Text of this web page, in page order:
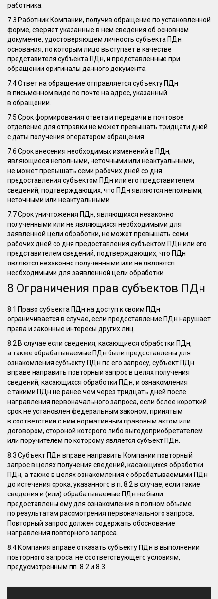
работника.
7.3 Работник Компании, получив обращение по установленной
форме, сверяет указанные в нем сведения об основном
документе, удостоверяющем личность субъекта ПДн,
основания, по которым лицо выступает в качестве
представителя субъекта ПДн, и представленные при
обращении оригиналы данного документа.
7.4 Ответ на обращение отправляется субъекту ПДн
в письменном виде по почте на адрес, указанный
в обращении.
7.5 Срок формирования ответа и передачи в почтовое
отделение для отправки не может превышать тридцати дней
с даты получения оператором обращения.
7.6 Срок внесения необходимых изменений в ПДн,
являющиеся неполными, неточными или неактуальными,
не может превышать семи рабочих дней со дня
предоставления субъектом ПДн или его представителем
сведений, подтверждающих, что ПДн являются неполными,
неточными или неактуальными.
7.7 Срок уничтожения ПДн, являющихся незаконно
полученными или не являющихся необходимыми для
заявленной цели обработки, не может превышать семи
рабочих дней со дня предоставления субъектом ПДн или его
представителем сведений, подтверждающих, что ПДн
являются незаконно полученными или не являются
необходимыми для заявленной цели обработки.
8 Ограничения прав субъектов ПДн
8.1 Право субъекта ПДн на доступ к своим ПДн
ограничивается в случае, если предоставление ПДн нарушает
права и законные интересы других лиц.
8.2 В случае если сведения, касающиеся обработки ПДн,
а также обрабатываемые ПДн были предоставлены для
ознакомления субъекту ПДн по его запросу, субъект ПДн
вправе направить повторный запрос в целях получения
сведений, касающихся обработки ПДн, и ознакомления
с такими ПДн не ранее чем через тридцать дней после
направления первоначального запроса, если более короткий
срок не установлен федеральным законом, принятым
в соответствии с ним нормативным правовым актом или
договором, стороной которого либо выгодоприобретателем
или поручителем по которому является субъект ПДн.
8.3 Субъект ПДн вправе направить Компании повторный
запрос в целях получения сведений, касающихся обработки
ПДн, а также в целях ознакомления с обрабатываемыми ПДн
до истечения срока, указанного в п. 8.2 в случае, если такие
сведения и (или) обрабатываемые ПДн не были
предоставлены ему для ознакомления в полном объеме
по результатам рассмотрения первоначального запроса.
Повторный запрос должен содержать обоснование
направления повторного запроса.
8.4 Компания вправе отказать субъекту ПДн в выполнении
повторного запроса, не соответствующего условиям,
предусмотренным пп. 8.2 и 8.3.